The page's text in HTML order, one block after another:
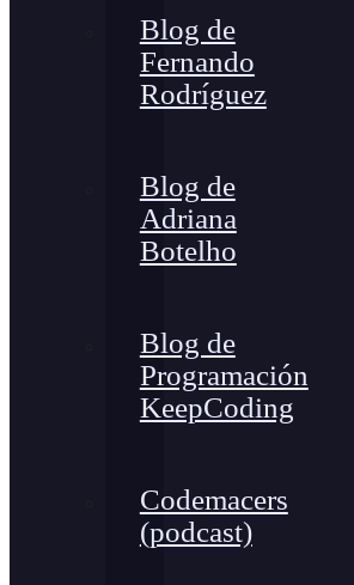
Blog de
Fernando
Rodríguez
Blog de
Adriana
Botelho
Blog de
Programación
KeepCoding
Codemacers
(podcast)